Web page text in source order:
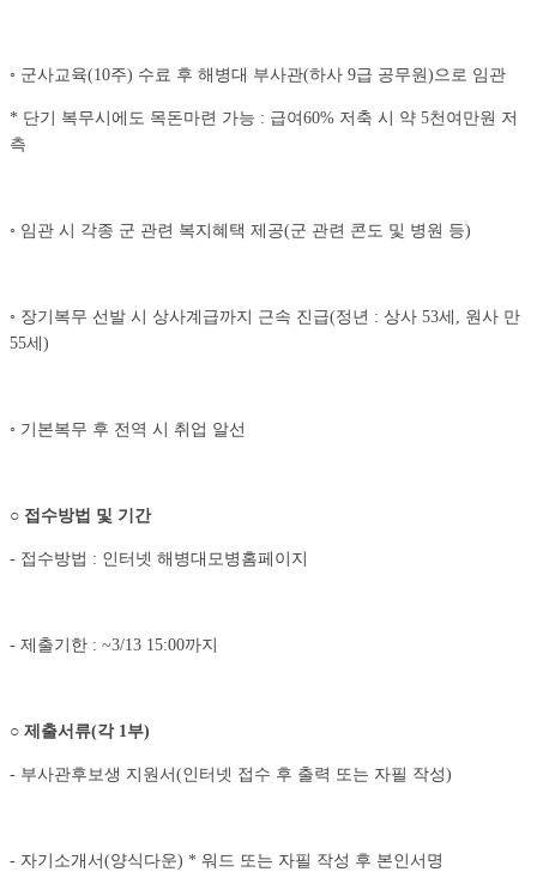
◦ 군사교육(10주) 수료 후 해병대 부사관(하사 9급 공무원)으로 임관
* 단기 복무시에도 목돈마련 가능 : 급여60% 저축 시 약 5천여만원 저
측
◦ 임관 시 각종 군 관련 복지혜택 제공(군 관련 콘도 및 병원 등)
◦ 장기복무 선발 시 상사계급까지 근속 진급(정년 : 상사 53세, 원사 만
55세)
◦ 기본복무 후 전역 시 취업 알선
○ 접수방법 및 기간
- 접수방법 : 인터넷 해병대모병홈페이지
- 제출기한 : ~3/13 15:00까지
○ 제출서류(각 1부)
- 부사관후보생 지원서(인터넷 접수 후 출력 또는 자필 작성)
- 자기소개서(양식다운) * 워드 또는 자필 작성 후 본인서명